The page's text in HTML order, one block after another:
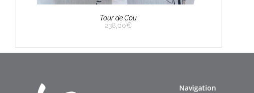
Tour de Cou
238,00€
Navigation